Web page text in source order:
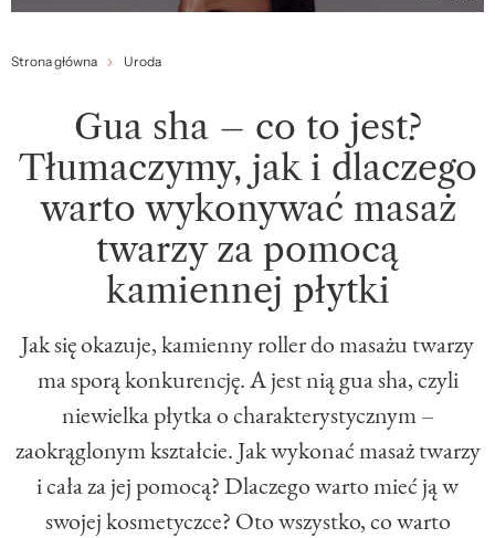
Strona główna Uroda
Gua sha – co to jest?
Tłumaczymy, jak i dlaczego
warto wykonywać masaż
twarzy za pomocą
kamiennej płytki
Jak się okazuje, kamienny roller do masażu twarzy
ma sporą konkurencję. A jest nią gua sha, czyli
niewielka płytka o charakterystycznym –
zaokrąglonym kształcie. Jak wykonać masaż twarzy
i cała za jej pomocą? Dlaczego warto mieć ją w
swojej kosmetyczce? Oto wszystko, co warto